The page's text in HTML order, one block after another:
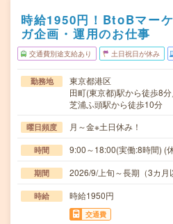
時給1950円！BtoBマー
ガ企画・運用のお仕事
交通費別途支給あり 土日祝日が休み
勤務地
東京都港区
田町(東京都)駅から徒歩8
芝浦ふ頭駅から徒歩10分
曜日頻度 月～金※土日休み！
時間 9:00～18:00(実働:8時間) (
期間 2026/9/上旬～長期（3カ
時給 時給1950円
交通費